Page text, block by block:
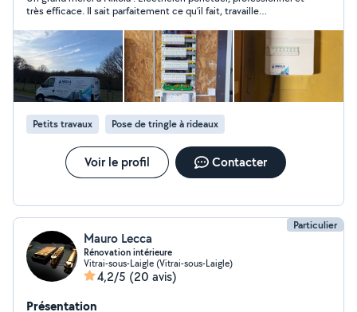
Normandie, Eure et Île-de-France.
très efficace. Il sait parfaitement ce qu’il fait, travaille
honnêteté nous ont convaincus, à tel point que nous l'avons
solliciter pour d’autres prestations. Nous le recommandons
vivement !
Petits travaux Pose de tringle à rideaux
Voir le profil Contacter
Particulier
Mauro Lecca
Rénovation intérieure
Vitrai-sous-Laigle (Vitrai-sous-Laigle)
4,2/5 (20 avis)
Présentation